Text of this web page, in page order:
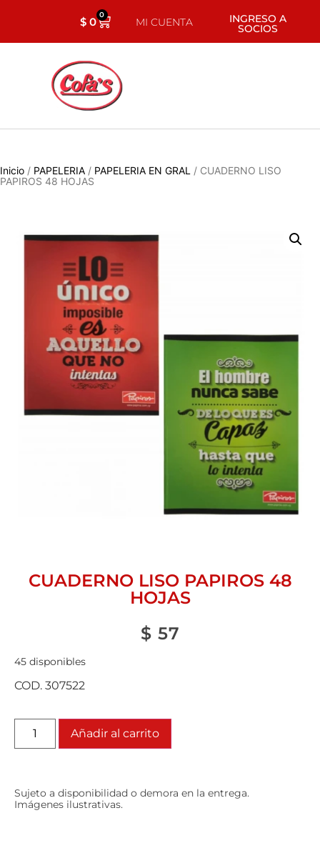
$0 0
MI CUENTA INGRESO A
SOCIOS
Inicio / PAPELERIA / PAPELERIA EN GRAL / CUADERNO LISO
PAPIROS 48 HOJAS
CUADERNO LISO PAPIROS 48
HOJAS
$ 57
45 disponibles
COD. 307522
Añadir al carrito
Sujeto a disponibilidad o demora en la entrega.
Imágenes ilustrativas.